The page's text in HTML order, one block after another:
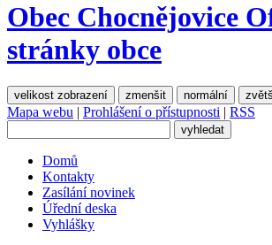
Obec Chocnějovice
stránky obce
velikost zobrazení zmenšit normální
Mapa webu | Prohlášení o přístupnosti | RSS
Domů
Kontakty
Zasílání novinek
Úřední deska
Vyhlášky